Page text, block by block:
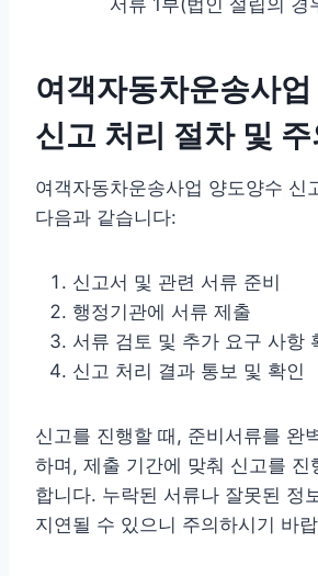
여객자동차운송사
신고 처리 절차 및
여객자동차운송사업 양도양수 신
다음과 같습니다:
신고서 및 관련 서류 준비
행정기관에 서류 제출
서류 검토 및 추가 요구 사항
신고 처리 결과 통보 및 확인
신고를 진행할 때, 준비서류를 완
하며, 제출 기간에 맞춰 신고를 진
합니다. 누락된 서류나 잘못된 정
지연될 수 있으니 주의하시기 바